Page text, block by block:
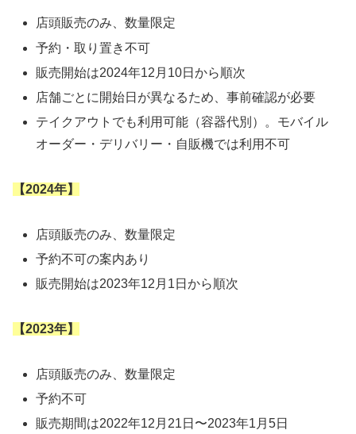
店頭販売のみ、数量限定
予約・取り置き不可
販売開始は2024年12月10日から順次
店舗ごとに開始日が異なるため、事前確認が必要
テイクアウトでも利用可能（容器代別）。モバイル
オーダー・デリバリー・自販機では利用不可
【2024年】
店頭販売のみ、数量限定
予約不可の案内あり
販売開始は2023年12月1日から順次
【2023年】
店頭販売のみ、数量限定
予約不可
販売期間は2022年12月21日〜2023年1月5日